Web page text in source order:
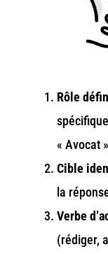
Rôle
« Avocat
Cible
la
Verbe
(rédiger,